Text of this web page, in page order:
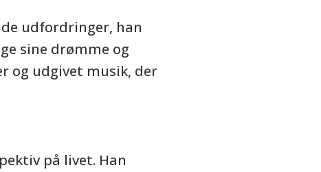
udfordringer, han
sine drømme og
og udgivet musik, der
på livet. Han